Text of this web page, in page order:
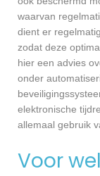
waarvan
dient er
zodat deze
hier een advies
onder
elektronische
allemaal gebruik
Voor